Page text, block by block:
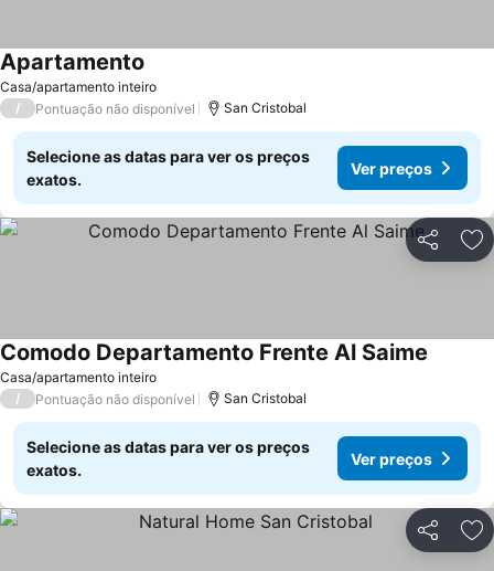
Casa/apartamento inteiro
Apartamento
/ Pontuação não disponível San Cristobal
Selecione as datas para ver os preços
exatos.
Ver preços
Partilhar
Casa/apartamento inteiro
Comodo Departamento Frente Al Saime
/ Pontuação não disponível San Cristobal
Selecione as datas para ver os preços
exatos.
Ver preços
Partilhar